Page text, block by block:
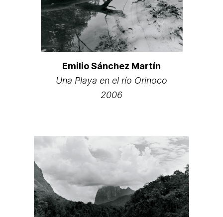
Emilio Sánchez Martín
Una Playa en el río Orinoco
2006